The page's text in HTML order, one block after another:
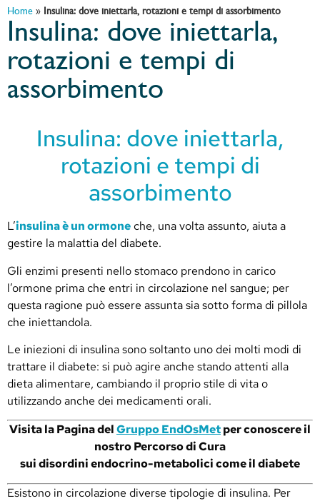
Home » Insulina: dove iniettarla, rotazioni e tempi di assorbimento
Insulina: dove iniettarla,
rotazioni e tempi di
assorbimento
Insulina: dove iniettarla,
rotazioni e tempi di
assorbimento
L’insulina è un ormoneche, una volta assunto, aiuta a
gestire la malattia del diabete.
Gli enzimi presenti nello stomaco prendono in carico
l’ormone prima che entri in circolazione nel sangue; per
questa ragione può essere assunta sia sotto forma di pillola
che iniettandola.
Le iniezioni di insulina sono soltanto uno dei molti modi di
trattare il diabete: si può agire anche stando attenti alla
dieta alimentare, cambiando il proprio stile di vita o
utilizzando anche dei medicamenti orali.
Visita la Pagina delGruppo EndOsMetper conoscere il
nostro Percorso di Cura
sui disordini endocrino-metabolici come il diabete
Esistono in circolazione diverse tipologie di insulina. Per